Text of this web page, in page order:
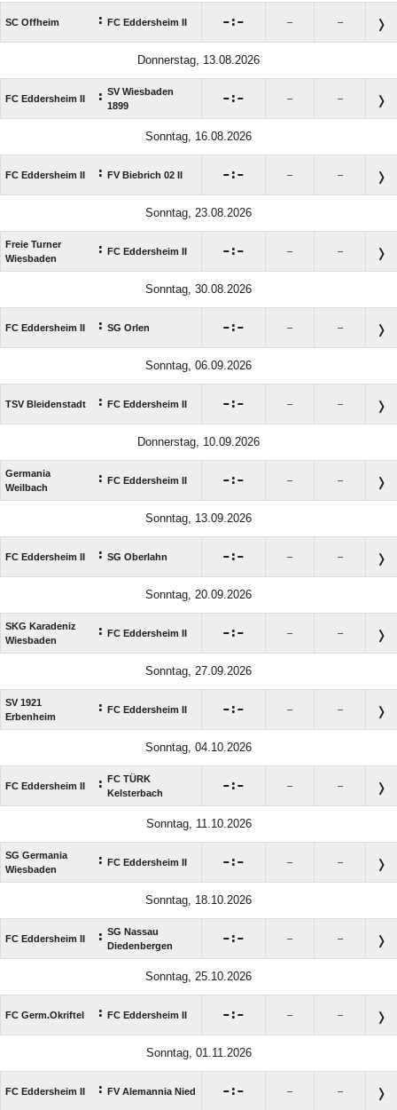
SC Offheim : FC Eddersheim II : – –
Donnerstag, 13.08.2026
FC Eddersheim II : SV Wiesbaden
1899
: – –
Sonntag, 16.08.2026
FC Eddersheim II : FV Biebrich 02 II : – –
Sonntag, 23.08.2026
Freie Turner
Wiesbaden
: FC Eddersheim II : – –
Sonntag, 30.08.2026
FC Eddersheim II : SG Orlen : – –
Sonntag, 06.09.2026
TSV Bleidenstadt : FC Eddersheim II : – –
Donnerstag, 10.09.2026
Germania
Weilbach
: FC Eddersheim II : – –
Sonntag, 13.09.2026
FC Eddersheim II : SG Oberlahn : – –
Sonntag, 20.09.2026
SKG Karadeniz
Wiesbaden
: FC Eddersheim II : – –
Sonntag, 27.09.2026
SV 1921
Erbenheim
: FC Eddersheim II : – –
Sonntag, 04.10.2026
FC Eddersheim II : FC TÜRK
Kelsterbach
: – –
Sonntag, 11.10.2026
SG Germania
Wiesbaden
: FC Eddersheim II : – –
Sonntag, 18.10.2026
FC Eddersheim II : SG Nassau
Diedenbergen
: – –
Sonntag, 25.10.2026
FC Germ.Okriftel : FC Eddersheim II : – –
Sonntag, 01.11.2026
FC Eddersheim II : FV Alemannia Nied : – –